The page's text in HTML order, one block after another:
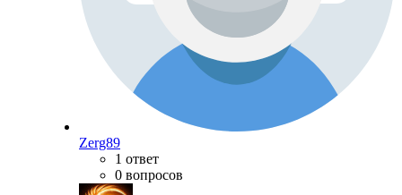
Zerg89
1 ответ
0 вопросов